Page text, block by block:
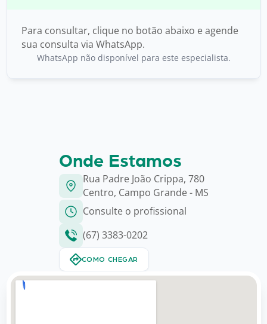
Para consultar, clique no botão abaixo e agende
sua consulta via WhatsApp.
WhatsApp não disponível para este especialista.
Onde Estamos
Rua Padre João Crippa, 780
Centro, Campo Grande - MS
Consulte o profissional
(67) 3383-0202
COMO CHEGAR